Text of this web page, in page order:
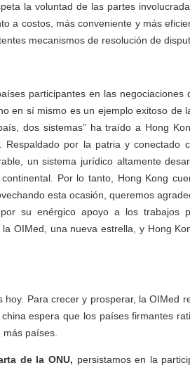
la voluntad de las partes
a costos, más conveniente y más
mecanismos de resolución de
participantes en las negociaciones
en sí mismo es un ejemplo exitoso de
dos sistemas” ha traído a Hong
Respaldado por la patria y conectado
un sistema jurídico altamente
Por lo tanto, Hong Kong
esta ocasión, queremos
su enérgico apoyo a los trabajos
OIMed, una nueva estrella, y Hong
Para crecer y prosperar, la OIMed
espera que los países firmantes
países.
de la ONU, persistamos en la